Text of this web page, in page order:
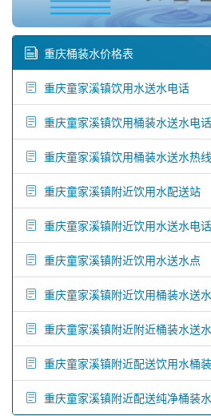
重庆桶装水价格表
重庆童家溪镇饮用水送水电话
重庆童家溪镇饮用桶装水送水电话
重庆童家溪镇饮用桶装水送水热线
重庆童家溪镇附近饮用水配送站
重庆童家溪镇附近饮用水送水电话
重庆童家溪镇附近饮用水送水点
重庆童家溪镇附近饮用桶装水送
重庆童家溪镇附近附近桶装水送
重庆童家溪镇附近配送饮用水桶装
重庆童家溪镇附近配送纯净桶装水